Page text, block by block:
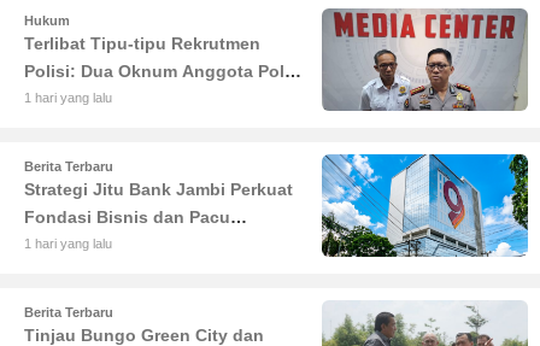
Hukum
Terlibat Tipu-tipu Rekrutmen
Polisi: Dua Oknum Anggota Polda
Jambi Diciduk Propam
1 hari yang lalu
Berita Terbaru
Strategi Jitu Bank Jambi Perkuat
Fondasi Bisnis dan Pacu
Pertumbuhan Ekonomi Jambi
1 hari yang lalu
Berita Terbaru
Tinjau Bungo Green City dan